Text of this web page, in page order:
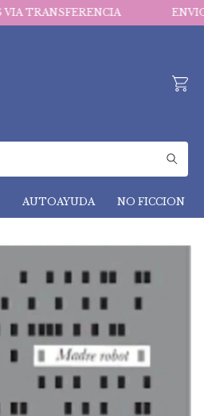
VIA TRANSFERENCIA
AUTOAYUDA NO FICCION